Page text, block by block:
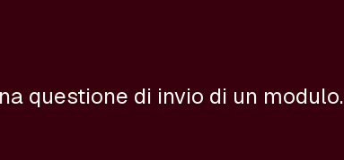
questione di invio di un modulo.